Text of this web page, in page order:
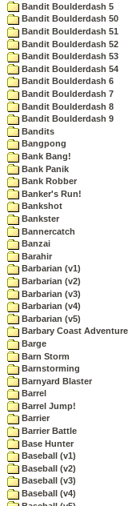
Bandit Boulderdash 5
Bandit Boulderdash 50
Bandit Boulderdash 51
Bandit Boulderdash 52
Bandit Boulderdash 53
Bandit Boulderdash 54
Bandit Boulderdash 6
Bandit Boulderdash 7
Bandit Boulderdash 8
Bandit Boulderdash 9
Bandits
Bangpong
Bank Bang!
Bank Panik
Bank Robber
Banker's Run!
Bankshot
Bankster
Bannercatch
Banzai
Barahir
Barbarian (v1)
Barbarian (v2)
Barbarian (v3)
Barbarian (v4)
Barbarian (v5)
Barbary Coast Adventure
Barge
Barn Storm
Barnstorming
Barnyard Blaster
Barrel
Barrel Jump!
Barrier
Barrier Battle
Base Hunter
Baseball (v1)
Baseball (v2)
Baseball (v3)
Baseball (v4)